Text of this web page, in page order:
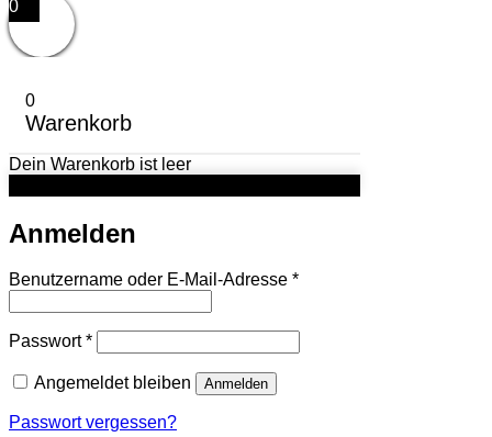
0
0
Warenkorb
Dein Warenkorb ist leer
Anmelden
Benutzername oder E-Mail-Adresse *Erforderlich
Passwort*Erforderlich
Angemeldet bleiben Anmelden
Passwort vergessen?